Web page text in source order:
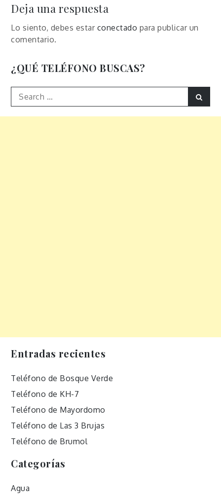
entradas
Deja una respuesta
Lo siento, debes estar conectado para publicar un
comentario.
¿QUÉ TELÉFONO BUSCAS?
Search
for:
Entradas recientes
Teléfono de Bosque Verde
Teléfono de KH-7
Teléfono de Mayordomo
Teléfono de Las 3 Brujas
Teléfono de Brumol
Categorías
Agua